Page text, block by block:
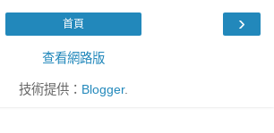
›
首頁
查看網路版
技術提供： Blogger.